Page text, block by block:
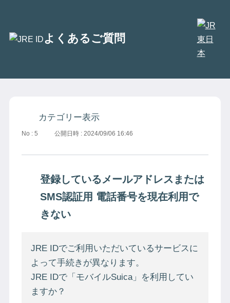
よくあるご質問
ウ
カテゴリー表示
No : 5 公開日時 : 2024/09/06 16:46
登録しているメールアドレスまたは
SMS認証用 電話番号を現在利用で
きない
JRE IDでご利用いただいているサービスに
よって手続きが異なります。
JRE IDで「モバイルSuica」を利用してい
ますか？